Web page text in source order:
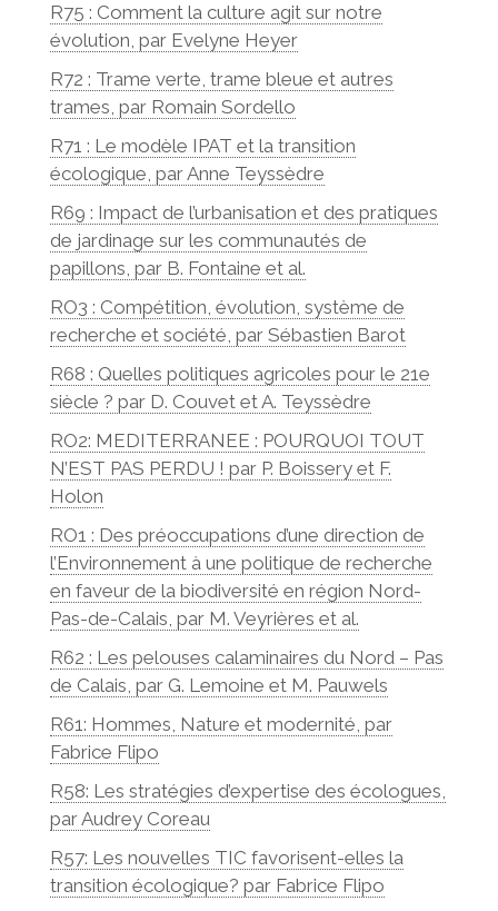
R75 : Comment la culture agit sur notre
évolution, par Evelyne Heyer
R72 : Trame verte, trame bleue et autres
trames, par Romain Sordello
R71 : Le modèle IPAT et la transition
écologique, par Anne Teyssèdre
R69 : Impact de l’urbanisation et des pratiques
de jardinage sur les communautés de
papillons, par B. Fontaine et al.
RO3 : Compétition, évolution, système de
recherche et société, par Sébastien Barot
R68 : Quelles politiques agricoles pour le 21e
siècle ? par D. Couvet et A. Teyssèdre
RO2: MEDITERRANEE : POURQUOI TOUT
N’EST PAS PERDU ! par P. Boissery et F.
Holon
RO1 : Des préoccupations d’une direction de
l’Environnement à une politique de recherche
en faveur de la biodiversité en région Nord-
Pas-de-Calais, par M. Veyrières et al.
R62 : Les pelouses calaminaires du Nord – Pas
de Calais, par G. Lemoine et M. Pauwels
R61: Hommes, Nature et modernité, par
Fabrice Flipo
R58: Les stratégies d’expertise des écologues,
par Audrey Coreau
R57: Les nouvelles TIC favorisent-elles la
transition écologique? par Fabrice Flipo